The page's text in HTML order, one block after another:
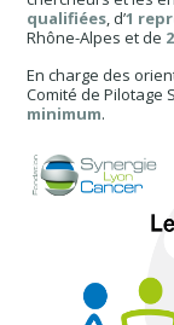
qualifiées, d’1
Rhône-Alpes et de
En charge des
Comité de Pilotage
minimum.